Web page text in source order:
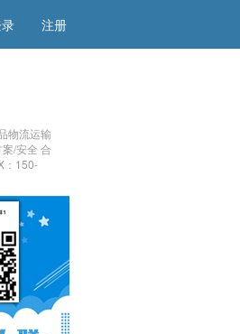
注册
物流运输
/安全 合
：150-